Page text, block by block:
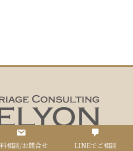
結婚相談所
相談/お問合せ LINEでご相談